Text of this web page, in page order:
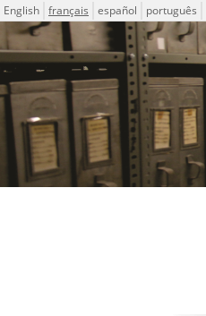
Langue
English français español português